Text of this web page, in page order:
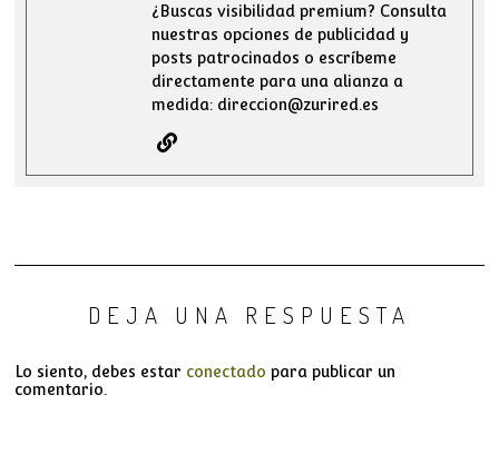
¿Buscas visibilidad premium? Consulta
nuestras opciones de publicidad y
posts patrocinados o escríbeme
directamente para una alianza a
medida: direccion@zurired.es
DEJA UNA RESPUESTA
Lo siento, debes estar conectado para publicar un
comentario.